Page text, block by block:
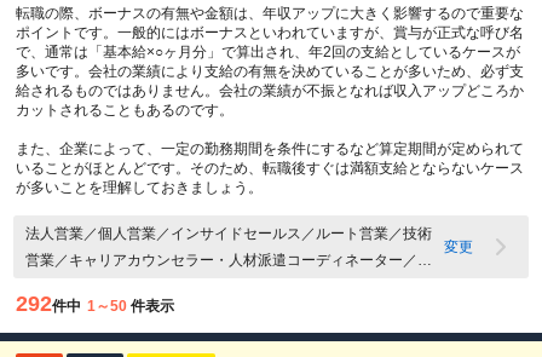
転職の際、ボーナスの有無や金額は、年収アップに大きく影響するので重要な
ポイントです。一般的にはボーナスといわれていますが、賞与が正式な呼び名
で、通常は「基本給×○ヶ月分」で算出され、年2回の支給としているケースが
多いです。会社の業績により支給の有無を決めていることが多いため、必ず支
給されるものではありません。会社の業績が不振となれば収入アップどころか
カットされることもあるのです。
また、企業によって、一定の勤務期間を条件にするなど算定期間が定められて
いることがほとんどです。そのため、転職後すぐは満額支給とならないケース
が多いことを理解しておきましょう。
法人営業／個人営業／インサイドセールス／ルート営業／技術
営業／キャリアカウンセラー・人材派遣コーディネーター／営
変更
292件中 1～50 件表示